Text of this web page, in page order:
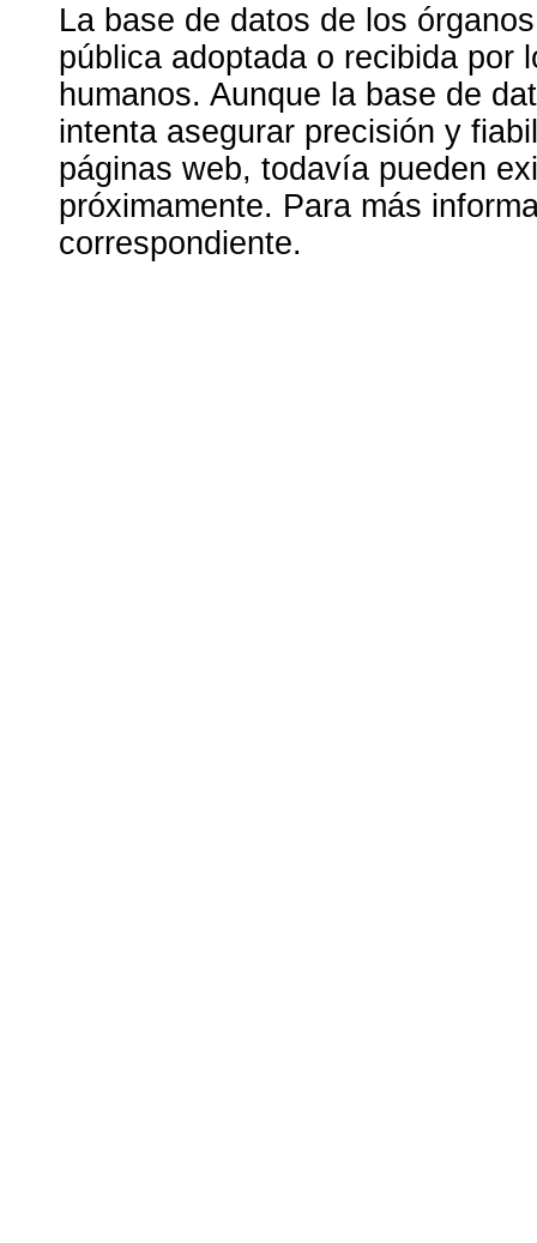
La base de datos de los
pública adoptada o recibida por
humanos. Aunque la base de
intenta asegurar precisión y
páginas web, todavía pueden
próximamente. Para más
correspondiente.